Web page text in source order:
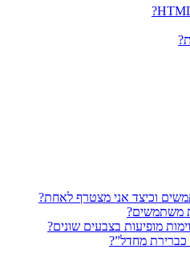
וכיצד אני מצטרף לאחת?
משתמשים?
מופיעות בצבעים שונים?
מחדל”?